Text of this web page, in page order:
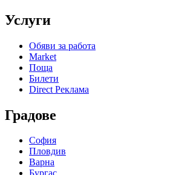
Услуги
Обяви за работа
Market
Поща
Билети
Direct Реклама
Градове
София
Пловдив
Варна